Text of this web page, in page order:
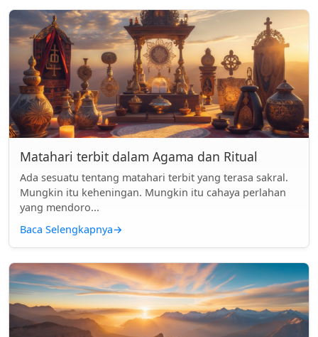
Matahari terbit dalam Agama dan Ritual
Ada sesuatu tentang matahari terbit yang terasa sakral.
Mungkin itu keheningan. Mungkin itu cahaya perlahan
yang mendoro...
Baca Selengkapnya→